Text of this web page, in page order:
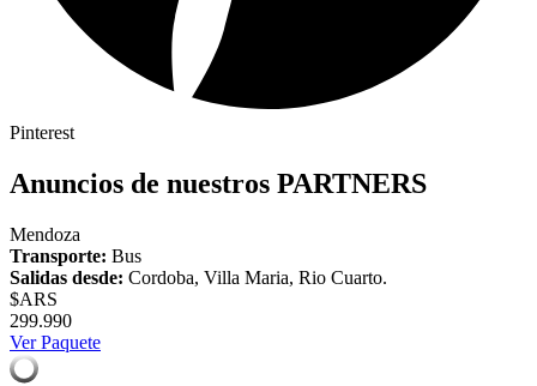
Pinterest
Anuncios de nuestros PARTNERS
Mendoza
Transporte: Bus
Salidas desde: Cordoba, Villa Maria, Rio Cuarto.
$ARS
299.990
Ver Paquete